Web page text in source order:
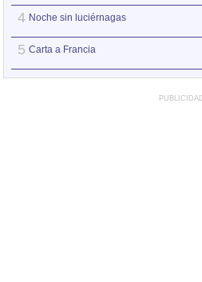
4 Noche sin luciérnagas
5 Carta a Francia